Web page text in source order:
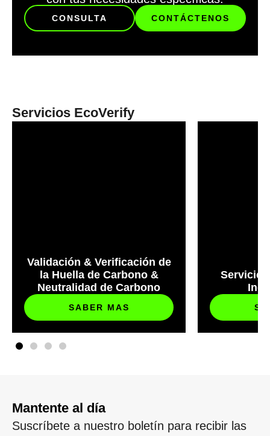
CONSULTA CONTÁCTENOS
Servicios EcoVerify
Validación & Verificación de
la Huella de Carbono &
Neutralidad de Carbono
SABER MAS
Mantente al día
Suscríbete a nuestro boletín para recibir las